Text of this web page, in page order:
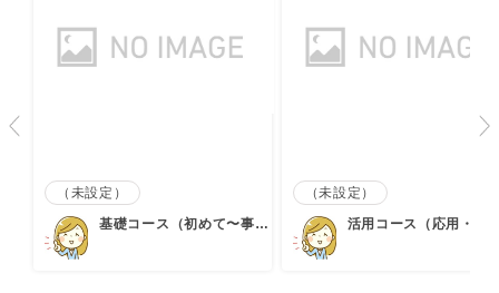
（未設定）
基礎コース（初めて〜事務
（未設定）
活用コース（応用・趣